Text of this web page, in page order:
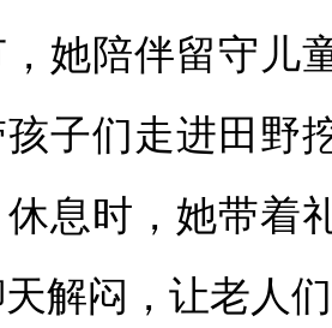
她陪伴留守儿
子们走进田野
休息时，她带着
天解闷，让老人